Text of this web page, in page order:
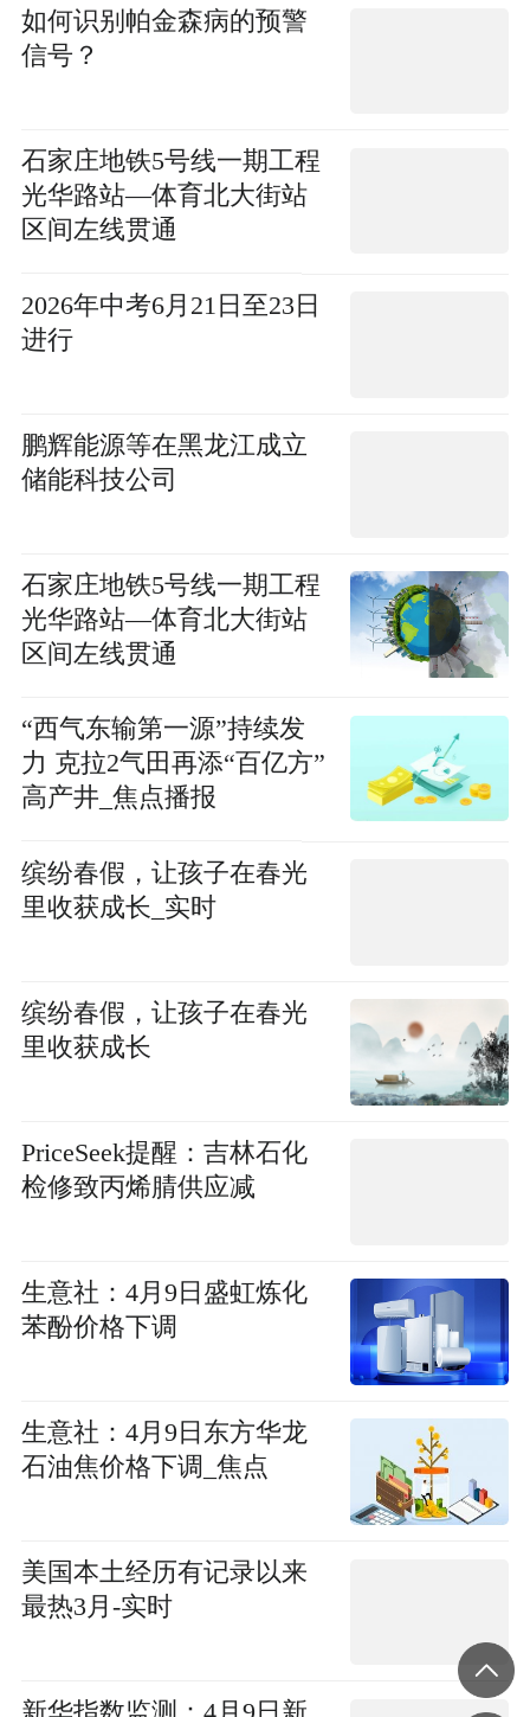
如何识别帕金森病的预警
信号？
石家庄地铁5号线一期工程
光华路站—体育北大街站
区间左线贯通
2026年中考6月21日至23日
进行
鹏辉能源等在黑龙江成立
储能科技公司
石家庄地铁5号线一期工程
光华路站—体育北大街站
区间左线贯通
“西气东输第一源”持续发
力 克拉2气田再添“百亿方”
高产井_焦点播报
缤纷春假，让孩子在春光
里收获成长_实时
缤纷春假，让孩子在春光
里收获成长
PriceSeek提醒：吉林石化
检修致丙烯腈供应减
生意社：4月9日盛虹炼化
苯酚价格下调
生意社：4月9日东方华龙
石油焦价格下调_焦点
美国本土经历有记录以来
最热3月-实时